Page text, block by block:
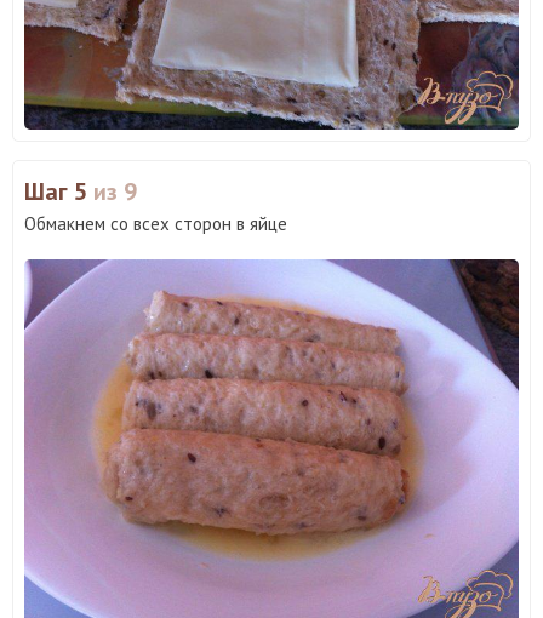
Шаг 5 из 9
Обмакнем со всех сторон в яйце